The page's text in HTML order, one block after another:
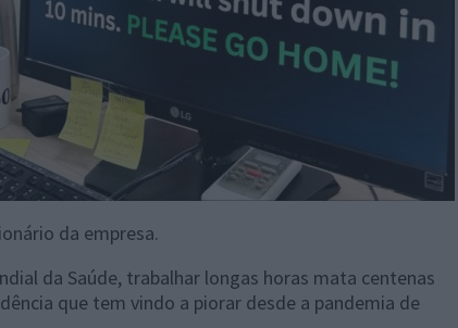
da empresa.
da Saúde, trabalhar longas horas mata centenas
que tem vindo a piorar desde a pandemia de